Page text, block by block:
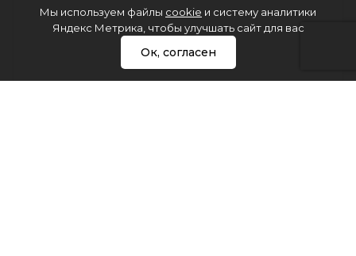
Мы используем файлы cookie и систему аналитики
Яндекс Метрика, чтобы улучшать сайт для вас
Ок, согласен